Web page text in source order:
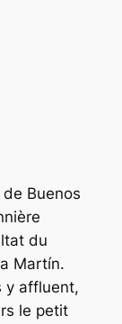
Buenos
du
Martín.
y affluent,
le petit